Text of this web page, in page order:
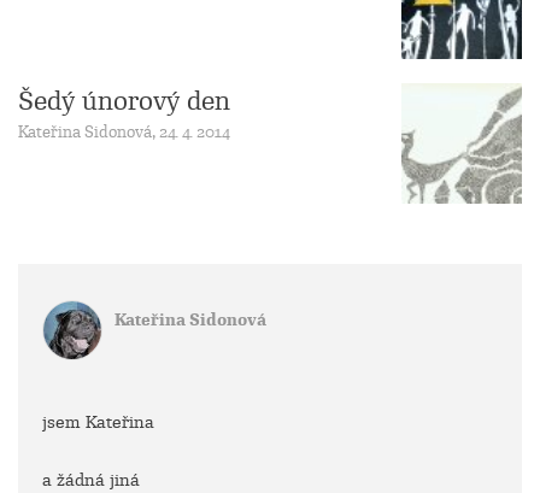
Šedý únorový den
Kateřina Sidonová, 24. 4. 2014
Kateřina Sidonová
jsem Kateřina
a žádná jiná